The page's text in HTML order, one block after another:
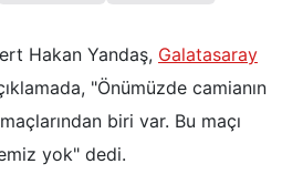
Hakan Yandaş, Galatasaray
"Önümüzde camianın
biri var. Bu maçı
yok" dedi.